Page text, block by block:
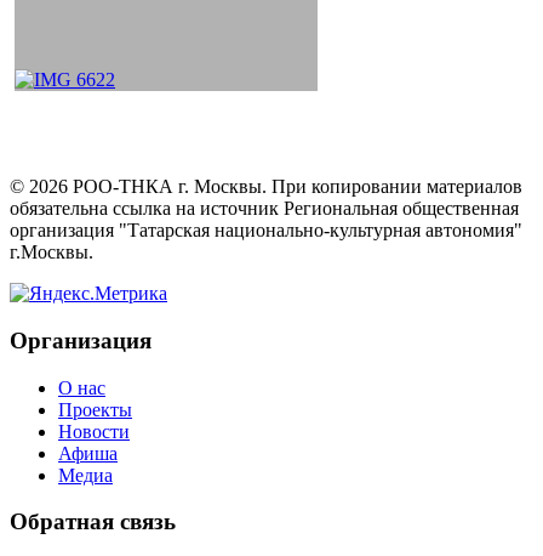
© 2026 РОО-ТНКА г. Москвы. При копировании материалов
обязательна ссылка на источник Региональная общественная
организация "Татарская национально-культурная автономия"
г.Москвы.
Организация
О нас
Проекты
Новости
Афиша
Медиа
Обратная связь